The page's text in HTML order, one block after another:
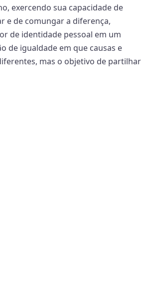
exercendo sua capacidade de
e de comungar a diferença,
de identidade pessoal em um
de igualdade em que causas e
mas o objetivo de partilhar